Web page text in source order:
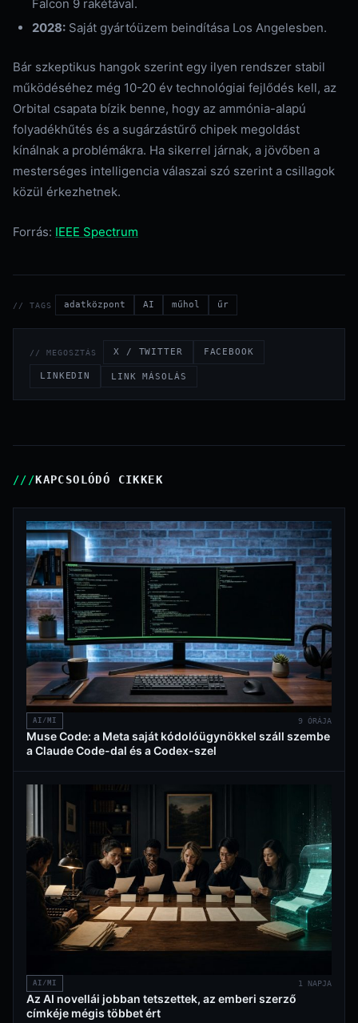
Falcon 9 rakétával.
2028: Saját gyártóüzem beindítása Los Angelesben.
Bár szkeptikus hangok szerint egy ilyen rendszer stabil
működéséhez még 10-20 év technológiai fejlődés kell, az
Orbital csapata bízik benne, hogy az ammónia-alapú
folyadékhűtés és a sugárzástűrő chipek megoldást
kínálnak a problémákra. Ha sikerrel járnak, a jövőben a
mesterséges intelligencia válaszai szó szerint a csillagok
közül érkezhetnek.
Forrás: IEEE Spectrum
// TAGS adatközpont AI műhol űr
// MEGOSZTÁS X / TWITTER FACEBOOK
LINKEDIN LINK MÁSOLÁS
KAPCSOLÓDÓ CIKKEK
AI/MI 9 ÓRÁJA
Muse Code: a Meta saját kódolóügynökkel száll szembe
a Claude Code-dal és a Codex-szel
AI/MI 1 NAPJA
Az AI novellái jobban tetszettek, az emberi szerző
címkéje mégis többet ért